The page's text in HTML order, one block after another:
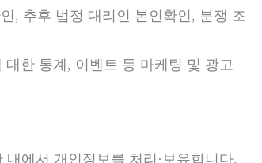
, 추후 법정 대리인 본인확인, 분쟁 조
한 통계, 이벤트 등 마케팅 및 광고
에서 개인정보를 처리·보유합니다.